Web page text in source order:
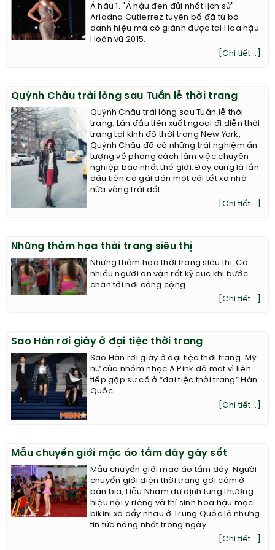
Á hậu 1. "Á hậu đen đủi nhất lịch sử"
Ariadna Gutierrez tuyên bố đã từ bỏ
danh hiệu mà cô giành được tại Hoa hậu
Hoàn vũ 2015.
[Chi tiết...]
Quỳnh Châu trải lòng sau Tuần lễ thời trang
Quỳnh Châu trải lòng sau Tuần lễ thời
trang. Lần đầu tiên xuất ngoại đi diễn thời
trang tại kinh đô thời trang New York,
Quỳnh Châu đã có những trải nghiệm ấn
tượng về phong cách làm việc chuyên
nghiệp bậc nhất thế giới. Đây cũng là lần
đầu tiên cô gái đón một cái tết xa nhà
nửa vòng trái đất.
[Chi tiết...]
Những thảm họa thời trang siêu thị
Những thảm họa thời trang siêu thị. Có
nhiều người ăn vận rất kỳ cục khi bước
chân tới nơi công cộng.
[Chi tiết...]
Sao Hàn rơi giày ở đại tiệc thời trang
Sao Hàn rơi giày ở đại tiệc thời trang. Mỹ
nữ của nhóm nhạc A Pink đỏ mặt vì liên
tiếp gặp sự cố ở “đại tiệc thời trang” Hàn
Quốc.
[Chi tiết...]
Mẫu chuyển giới mặc áo tắm dây gây sốt
Mẫu chuyển giới mặc áo tắm dây. Người
chuyển giới diện thời trang gợi cảm ở
bàn bia, Liễu Nham dự định tung thương
hiệu nội y riêng và thí sinh hoa hậu mặc
bikini xô đẩy nhau ở Trung Quốc là những
tin tức nóng nhất trong ngày.
[Chi tiết...]